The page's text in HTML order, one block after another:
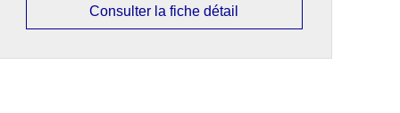
Consulter la fiche détail